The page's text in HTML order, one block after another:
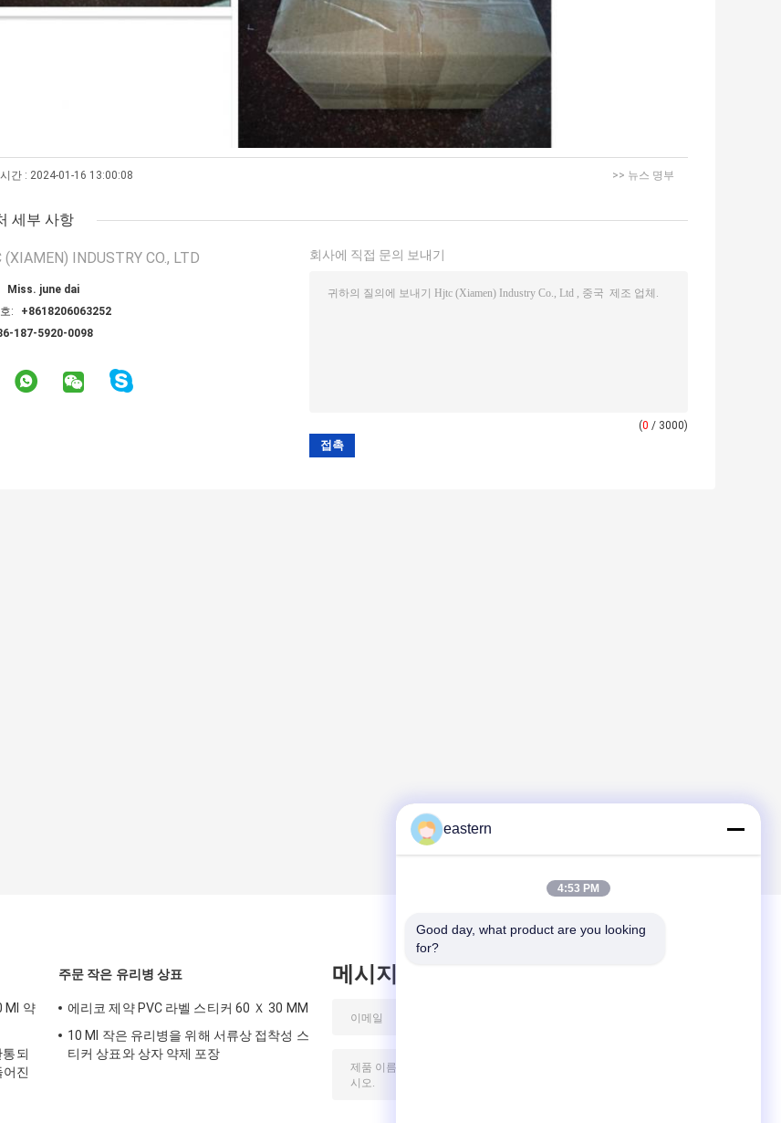
간 : 2024-01-16 13:00:08 >> 뉴스 명부
세부 사항
(XIAMEN) INDUSTRY CO., LTD
Miss. june dai
:
+8618206063252
187-5920-0098
회사에 직접 문의 보내기
(0 / 3000)
Ml 약
되
진
주문 작은 유리병 상표
에리코 제약 PVC 라벨 스티커 60 Ｘ 30 MM
10 Ml 작은 유리병을 위해 서류상 접착성 스
티커 상표와 상자 약제 포장
메시지를 남겨주세요
eastern
4:53 PM
Good day, what product are you looking
for?